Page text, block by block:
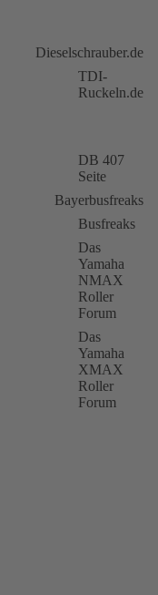
Dieselschrauber.de
TDI-
Ruckeln.de
DB 407
Seite
Bayerbusfreaks
Busfreaks
Das
Yamaha
NMAX
Roller
Forum
Das
Yamaha
XMAX
Roller
Forum